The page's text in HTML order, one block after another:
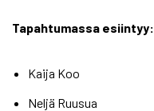
Tapahtumassa esiintyy:
Kaija Koo
Neljä Ruusua